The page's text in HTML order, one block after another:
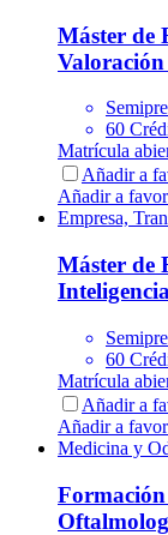
Máster de
60
Matrícula
Añadir a
Añadir a
Empresa,
Máster de
60
Matrícula
Añadir a
Añadir a
Medicina y
Formación